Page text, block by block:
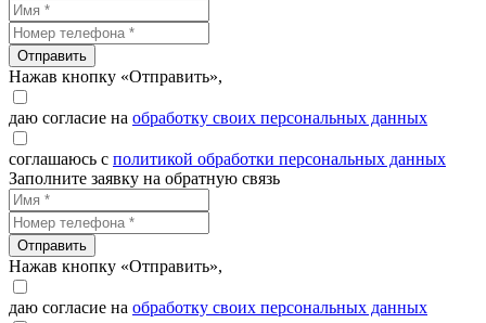
Отправить
Нажав кнопку «Отправить»,
даю согласие на обработку своих персональных данных
соглашаюсь с политикой обработки персональных данных
Заполните заявку на обратную связь
Отправить
Нажав кнопку «Отправить»,
даю согласие на обработку своих персональных данных